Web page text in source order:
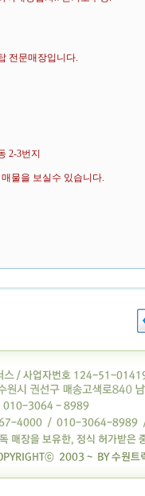
전문매장입니다.
2-3번지
물을 보실수 있습니다.